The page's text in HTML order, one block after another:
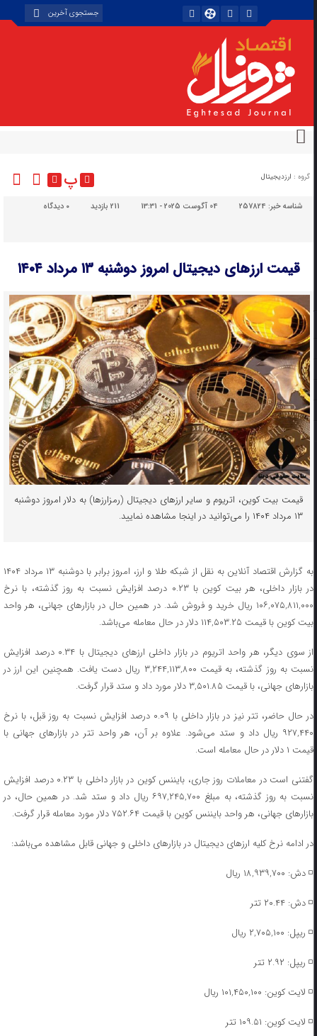
گروه : ارزدیجیتال پ
شناسه خبر:257824 04 آگوست 2025 - 13:31 211 بازدید دیدگاه
قیمت ارز‌های دیجیتال امروز دوشنبه ۱۳ مرداد ۱۴۰۴
قیمت بیت کوین، اتریوم و سایر ارز‌های دیجیتال (رمزارزها) به دلار امروز دوشنبه
۱۳ مرداد ۱۴۰۴ را می‌توانید در اینجا مشاهده نمایید.
به گزارش اقتصاد آنلاین به نقل از شبکه طلا و ارز، امروز برابر با دوشنبه ۱۳ مرداد ۱۴۰۴
در بازار داخلی، هر بیت کوین با ۰.۲۳ درصد افزایش نسبت به روز گذشته، با نرخ
۱۰۶,۰۷۵,۸۱۱,۰۰۰ ریال خرید و فروش شد. در همین حال در بازار‌های جهانی، هر واحد
بیت کوین با قیمت ۱۱۴,۵۰۳.۲۵ دلار در حال معامله می‌باشد.
از سوی دیگر، هر واحد اتریوم در بازار داخلی ارز‌های دیجیتال با ۰.۳۴ درصد افزایش
نسبت به روز گذشته، به قیمت ۳,۲۴۴,۱۱۳,۸۰۰ ریال دست یافت. همچنین این ارز در
بازار‌های جهانی، با قیمت ۳,۵۰۱.۸۵ دلار مورد داد و ستد قرار گرفت.
در حال حاضر، تتر نیز در بازار داخلی با ۰.۰۹ درصد افزایش نسبت به روز قبل، با نرخ
۹۲۷,۴۴۰ ریال داد و ستد می‌شود. علاوه بر آن، هر واحد تتر در بازار‌های جهانی با
قیمت ۱ دلار در حال معامله است.
گفتنی است در معاملات روز جاری، بایننس کوین در بازار داخلی با ۰.۲۳ درصد افزایش
نسبت به روز گذشته، به مبلغ ۶۹۷,۲۴۵,۷۰۰ ریال داد و ستد شد. در همین حال، در
بازار‌های جهانی، هر واحد بایننس کوین با قیمت ۷۵۲.۶۴ دلار مورد معامله قرار گرفت.
در ادامه نرخ کلیه ارز‌های دیجیتال در بازار‌های داخلی و جهانی قابل مشاهده می‌باشد:
◽️ دش: ۱۸,۹۳۹,۷۰۰ ریال
◽️ دش: ۲۰.۴۴ تتر
◽️ ریپل: ۲,۷۰۵,۱۰۰ ریال
◽️ ریپل: ۲.۹۲ تتر
◽️ لایت کوین: ۱۰۱,۴۵۰,۱۰۰ ریال
◽️ لایت کوین: ۱۰۹.۵۱ تتر